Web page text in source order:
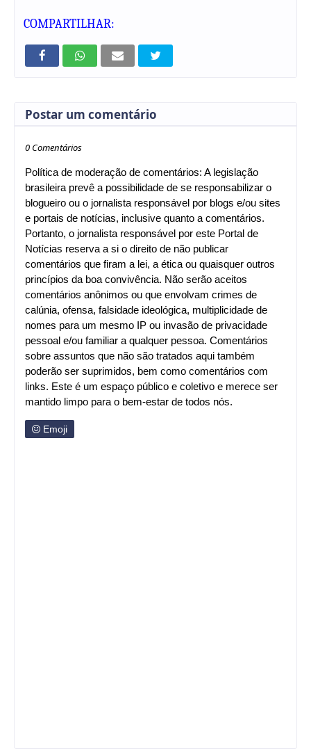
COMPARTILHAR:
Postar um comentário
0 Comentários
Política de moderação de comentários: A legislação
brasileira prevê a possibilidade de se responsabilizar o
blogueiro ou o jornalista responsável por blogs e/ou sites
e portais de notícias, inclusive quanto a comentários.
Portanto, o jornalista responsável por este Portal de
Notícias reserva a si o direito de não publicar
comentários que firam a lei, a ética ou quaisquer outros
princípios da boa convivência. Não serão aceitos
comentários anônimos ou que envolvam crimes de
calúnia, ofensa, falsidade ideológica, multiplicidade de
nomes para um mesmo IP ou invasão de privacidade
pessoal e/ou familiar a qualquer pessoa. Comentários
sobre assuntos que não são tratados aqui também
poderão ser suprimidos, bem como comentários com
links. Este é um espaço público e coletivo e merece ser
mantido limpo para o bem-estar de todos nós.
Emoji